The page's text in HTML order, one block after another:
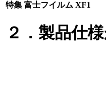
特集 富士フイルム XF1
２．製品仕